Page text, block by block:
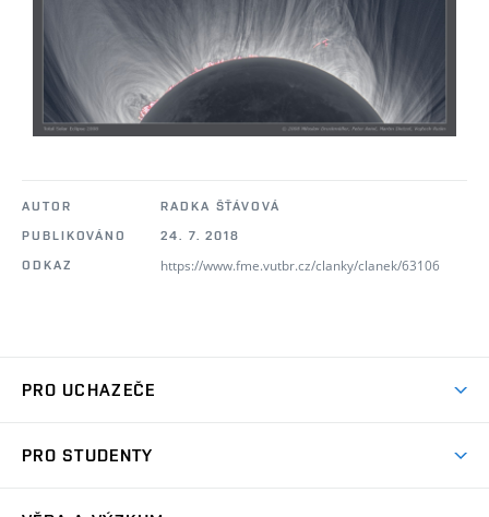
AUTOR
RADKA ŠŤÁVOVÁ
PUBLIKOVÁNO
24. 7. 2018
ODKAZ
https://www.fme.vutbr.cz/clanky/clanek/63106
PRO UCHAZEČE
Ambasadoři studia
PRO STUDENTY